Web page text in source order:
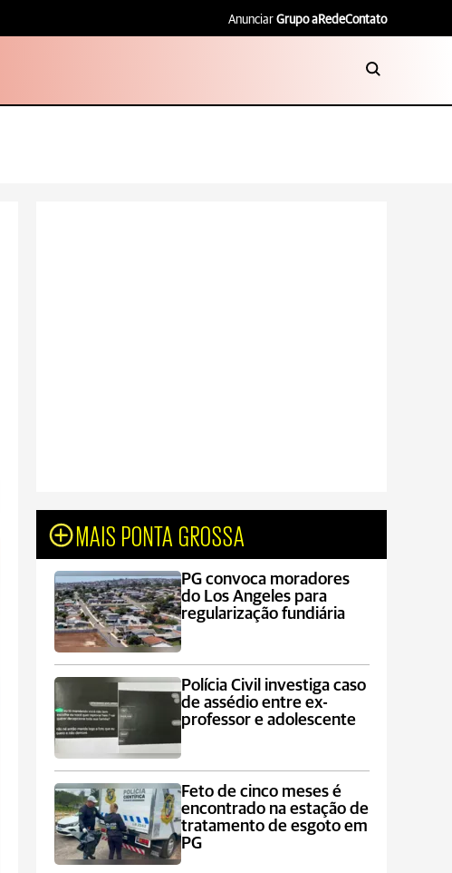
Anunciar Grupo aRedeContato
MAIS PONTA GROSSA
PG convoca moradores
do Los Angeles para
regularização fundiária
Polícia Civil investiga caso
de assédio entre ex-
professor e adolescente
Feto de cinco meses é
encontrado na estação de
tratamento de esgoto em
PG